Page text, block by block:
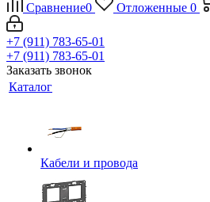
Сравнение0 Отложенные 0
+7 (911) 783-65-01
+7 (911) 783-65-01
Заказать звонок
Каталог
Кабели и провода